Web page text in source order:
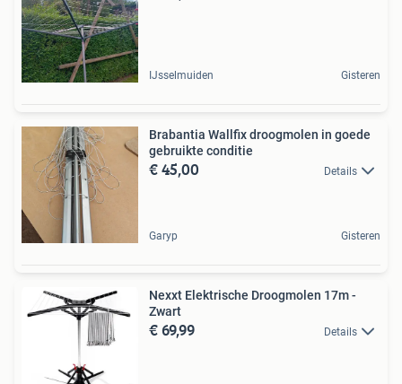
IJsselmuiden Gisteren
Brabantia Wallfix droogmolen in goede
gebruikte conditie
€ 45,00 Details
Garyp Gisteren
Nexxt Elektrische Droogmolen 17m -
Zwart
€ 69,99 Details